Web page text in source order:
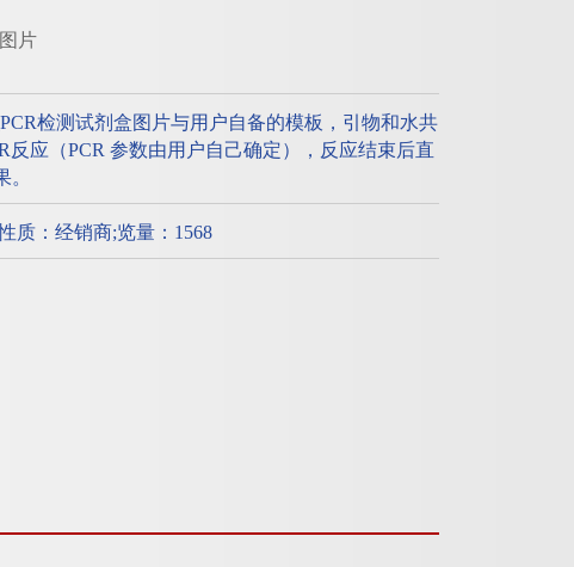
片
检测试剂盒图片与用户自备的模板，引物和水共
反应（PCR 参数由用户自己确定），反应结束后直
质：经销商;览量：1568